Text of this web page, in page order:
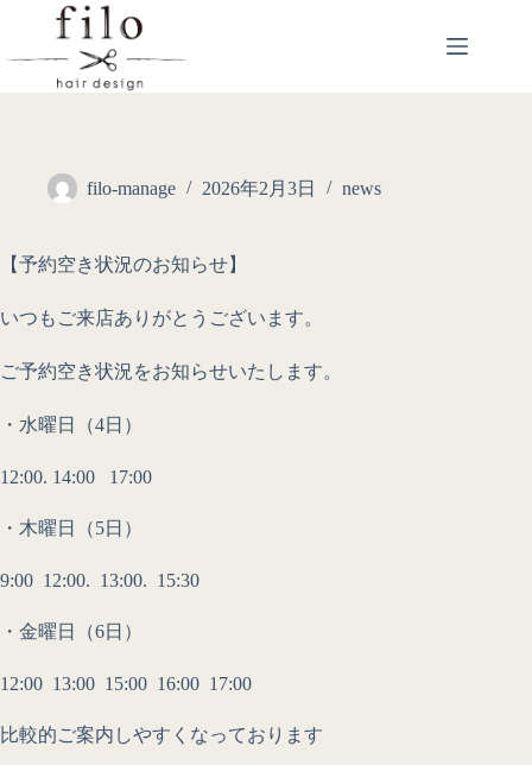
filo-manage 2026年2月3日 news
【予約空き状況のお知らせ】
いつもご来店ありがとうございます。
ご予約空き状況をお知らせいたします。
・水曜日（4日）
12:00. 14:00 17:00
・木曜日（5日）
9:00 12:00. 13:00. 15:30
・金曜日（6日）
12:00 13:00 15:00 16:00 17:00
比較的ご案内しやすくなっております